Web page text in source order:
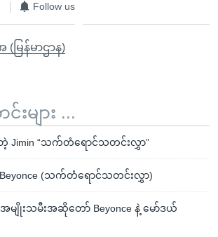
Follow us
မြန်မာဌာန)
များ ...
တဲ့ Jimin “သက်တံရောင်သတင်းလွှာ”
(သက်တံရောင်သတင်းလွှာ)
အမျိုးသမီးအဆိုတော် Beyonce နဲ့ မော်ဒယ်